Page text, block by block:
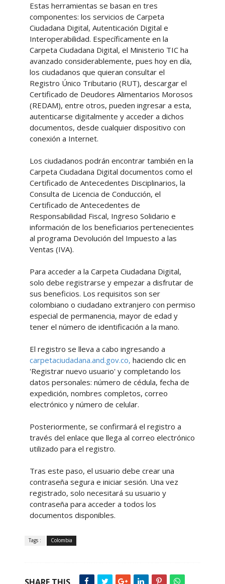
Estas herramientas se basan en tres
componentes: los servicios de Carpeta
Ciudadana Digital, Autenticación Digital e
Interoperabilidad. Específicamente en la
Carpeta Ciudadana Digital, el Ministerio TIC ha
avanzado considerablemente, pues hoy en día,
los ciudadanos que quieran consultar el
Registro Único Tributario (RUT), descargar el
Certificado de Deudores Alimentarios Morosos
(REDAM), entre otros, pueden ingresar a esta,
autenticarse digitalmente y acceder a dichos
documentos, desde cualquier dispositivo con
conexión a Internet.
Los ciudadanos podrán encontrar también en la
Carpeta Ciudadana Digital documentos como el
Certificado de Antecedentes Disciplinarios, la
Consulta de Licencia de Conducción, el
Certificado de Antecedentes de
Responsabilidad Fiscal, Ingreso Solidario e
información de los beneficiarios pertenecientes
al programa Devolución del Impuesto a las
Ventas (IVA).
Para acceder a la Carpeta Ciudadana Digital,
solo debe registrarse y empezar a disfrutar de
sus beneficios. Los requisitos son ser
colombiano o ciudadano extranjero con permiso
especial de permanencia, mayor de edad y
tener el número de identificación a la mano.
El registro se lleva a cabo ingresando a
carpetaciudadana.and.gov.co, haciendo clic en
'Registrar nuevo usuario' y completando los
datos personales: número de cédula, fecha de
expedición, nombres completos, correo
electrónico y número de celular.
Posteriormente, se confirmará el registro a
través del enlace que llega al correo electrónico
utilizado para el registro.
Tras este paso, el usuario debe crear una
contraseña segura e iniciar sesión. Una vez
registrado, solo necesitará su usuario y
contraseña para acceder a todos los
documentos disponibles.
Tags : Colombia